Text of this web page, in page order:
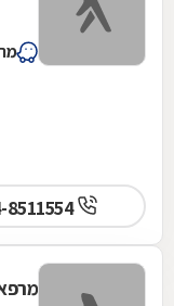
04-8511554